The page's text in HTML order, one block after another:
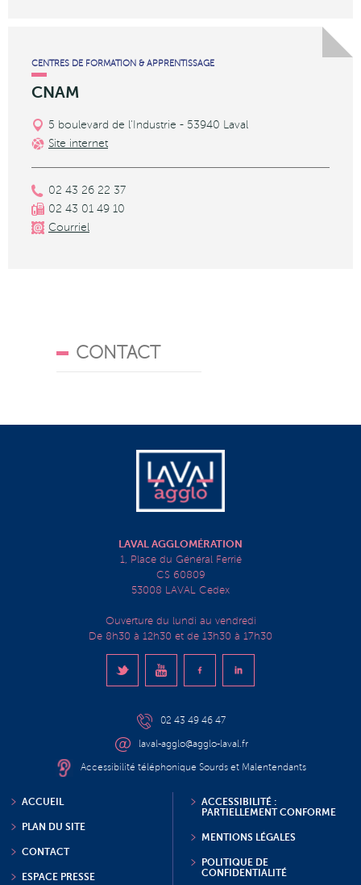
CENTRES DE FORMATION & APPRENTISSAGE
CNAM
5 boulevard de l'Industrie - 53940 Laval
Site internet
02 43 26 22 37
02 43 01 49 10
Courriel
CONTACT
LAVAL AGGLOMÉRATION
1, Place du Général Ferrié
CS 60809
53008 LAVAL Cedex
Ouverture du lundi au vendredi
De 8h30 à 12h30 et de 13h30 à 17h30
02 43 49 46 47
laval-agglo@agglo-laval.fr
Accessibilité téléphonique Sourds et Malentendants
ACCUEIL
PLAN DU SITE
CONTACT
ESPACE PRESSE
ACCESSIBILITÉ :
PARTIELLEMENT CONFORME
MENTIONS LÉGALES
POLITIQUE DE
CONFIDENTIALITÉ